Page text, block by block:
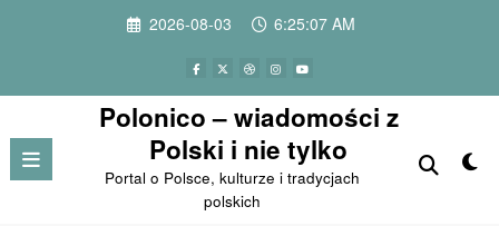
2026-08-03 6:25:07 AM
Polonico – wiadomości z
Polski i nie tylko
Portal o Polsce, kulturze i tradycjach
polskich